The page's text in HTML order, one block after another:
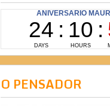
O PENSADOR